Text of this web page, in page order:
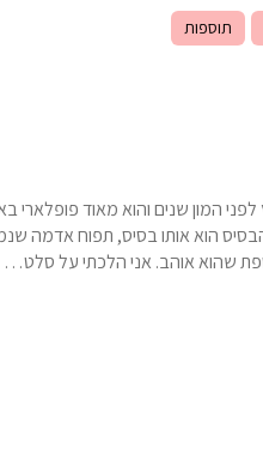
תוספות
המון שנים והוא מאוד
הוא אותו בסיס, תפוח אדמה
שהוא אוהב. אני הלכתי על סלט…